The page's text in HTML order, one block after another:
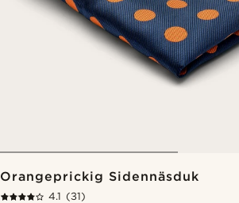
Orangeprickig Sidennäsduk
4.1 (31)